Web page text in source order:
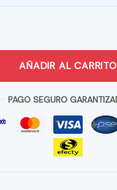
AÑADIR AL CARRITO
PAGO SEGURO